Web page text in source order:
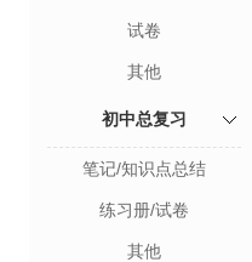
试卷
其他
初中总复习
笔记/知识点总结
练习册/试卷
其他